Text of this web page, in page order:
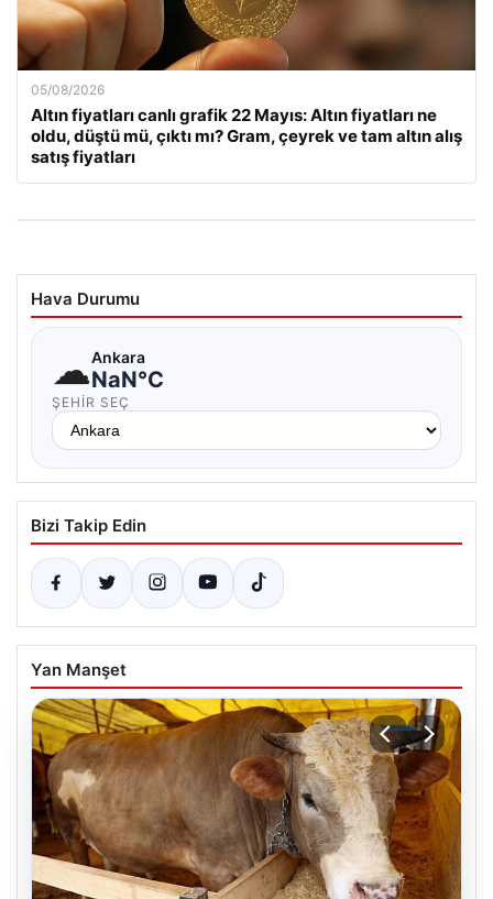
05/08/2026
Altın fiyatları canlı grafik 22 Mayıs: Altın fiyatları ne
oldu, düştü mü, çıktı mı? Gram, çeyrek ve tam altın alış
satış fiyatları
Hava Durumu
☁Ankara
NaN°C
ŞEHIR SEÇ
Bizi Takip Edin
Yan Manşet